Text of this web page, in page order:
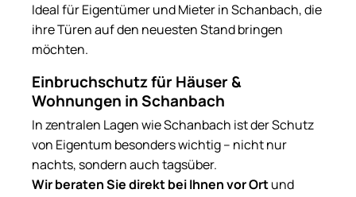
Ideal für Eigentümer und Mieter in Schanbach, die
ihre Türen auf den neuesten Stand bringen
möchten.
Einbruchschutz für Häuser &
Wohnungen in Schanbach
In zentralen Lagen wie Schanbach ist der Schutz
von Eigentum besonders wichtig – nicht nur
nachts, sondern auch tagsüber.
Wir beraten Sie direkt bei Ihnen vor Ortund